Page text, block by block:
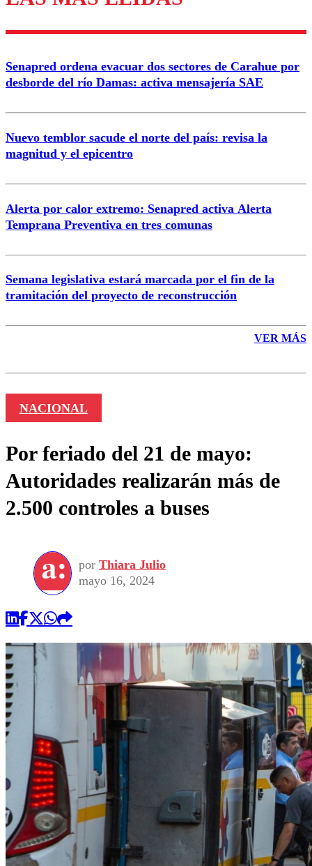
diálogo respetuoso.
Correo
Senapred ordena evacuar dos sectores de Carahue por
desborde del río Damas: activa mensajería SAE
Nuevo temblor sacude el norte del país: revisa la
magnitud y el epicentro
Alerta por calor extremo: Senapred activa Alerta
Temprana Preventiva en tres comunas
Semana legislativa estará marcada por el fin de la
tramitación del proyecto de reconstrucción
VER MÁS
NACIONAL
Por feriado del 21 de mayo:
Autoridades realizarán más de
2.500 controles a buses
por Thiara Julio
mayo 16, 2024